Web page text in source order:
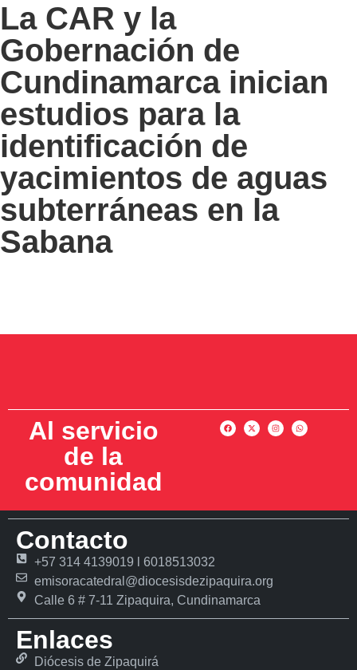
La CAR y la
Gobernación de
Cundinamarca inician
estudios para la
identificación de
yacimientos de aguas
subterráneas en la
Sabana
Al servicio
de la
comunidad
Contacto
+57 314 4139019 l 6018513032
emisoracatedral@diocesisdezipaquira.org
Calle 6 # 7-11 Zipaquira, Cundinamarca
Enlaces
Diócesis de Zipaquirá